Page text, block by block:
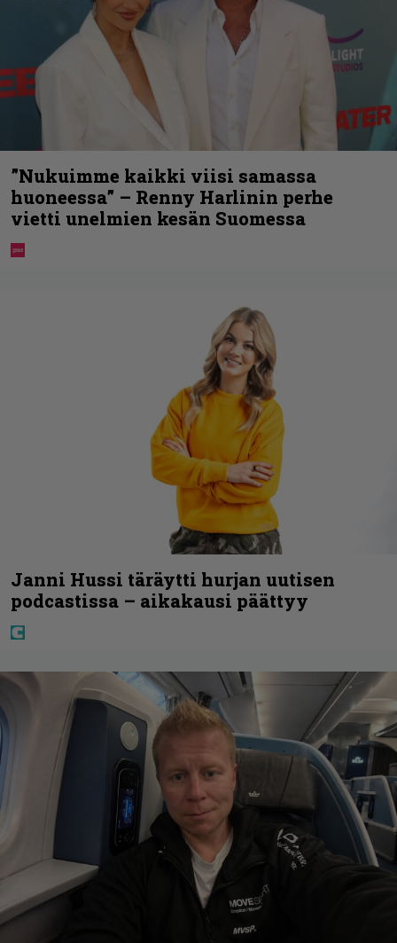
”Nukuimme kaikki viisi samassa
huoneessa” – Renny Harlinin perhe
vietti unelmien kesän Suomessa
Janni Hussi täräytti hurjan uutisen
podcastissa – aikakausi päättyy